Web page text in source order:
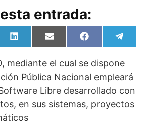
entrada:
Compartir
en
L
i
k
e
d
I
n
Compartir
en
E
m
i
l
Compartir
en
F
a
e
b
o
o
k
en
e
e
r
a
m
mediante el cual se dispone
Pública Nacional empleará
Libre desarrollado con
en sus sistemas, proyectos